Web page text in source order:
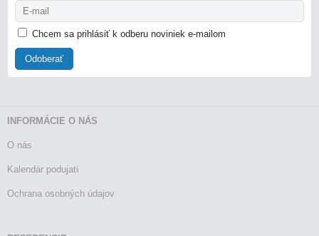
Chcem sa prihlásiť k odberu noviniek e-mailom
Odoberať
INFORMÁCIE O NÁS
O nás
Kalendár podujatí
Ochrana osobných údajov